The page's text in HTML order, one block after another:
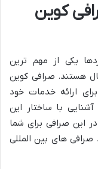
کوین
یکی از مهم ترین
هستند. صرافی کوین
ارائه خدمات خود
آشنایی با ساختار این
این صرافی برای شما
صرافی های بین المللی